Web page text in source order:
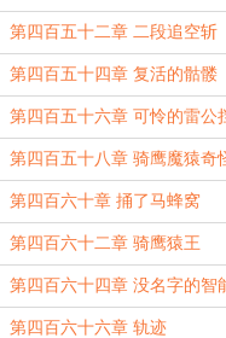
第四百五十二章 二段追空斩
第四百五十四章 复活的骷髅
第四百五十六章 可怜的雷公
第四百五十八章 骑鹰魔猿奇
性条
第四百六十章 捅了马蜂窝
第四百六十二章 骑鹰猿王
第四百六十四章 没名字的智
第四百六十六章 轨迹